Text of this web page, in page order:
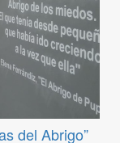
del Abrigo”